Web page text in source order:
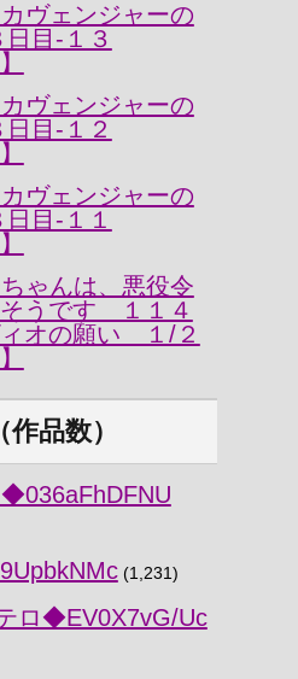
ヴェンジャーの
目-１３
ヴェンジャーの
目-１２
ヴェンジャーの
目-１１
ゃんは、悪役令
うです １１４
の願い １/２
品数）
(1,231)
ロ◆EV0X7vG/Uc